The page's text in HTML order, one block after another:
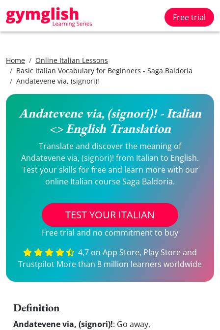
Free trial
Home
Online Italian Lessons
Basic Italian Vocabulary for Beginners - Saga Baldoria
Andatevene via, (signori)!
Andatevene via, (signori)! - Italian
<> English Translation
Translate and discover the meaning of
Andatevene via, (signori)! from Italian to English.
Test your skills for free and learn more with our
online Italian course Saga Baldoria.
TEST YOUR ITALIAN
Free trial and no commitment to buy
4,7 on App Store, Play Store and
Trustpilot More than 8 million learners worldwide
Definition
Andatevene via, (signori)!: Go away,